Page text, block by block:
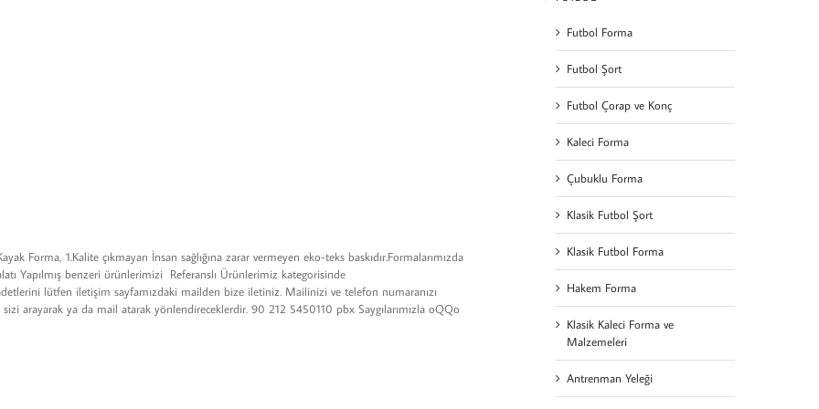
Forma, 1.Kalite çıkmayan İnsan sağlığına zarar vermeyen eko-teks baskıdır.Formalarımızda
Yapılmış benzeri ürünlerimizi Referanslı Ürünlerimiz kategorisinde
lütfen iletişim sayfamızdaki mailden bize iletiniz. Mailinizi ve telefon numaranızı
arayarak ya da mail atarak yönlendireceklerdir. 90 212 5450110 pbx Saygılarımızla oQQo
Futbol Forma
Futbol Şort
Futbol Çorap ve Konç
Kaleci Forma
Çubuklu Forma
Klasik Futbol Şort
Klasik Futbol Forma
Hakem Forma
Klasik Kaleci Forma ve
Malzemeleri
Antrenman Yeleği